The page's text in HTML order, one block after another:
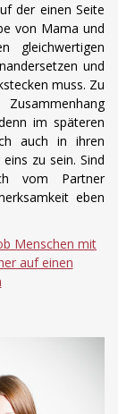
der einen Seite
von Mama und
gleichwertigen
und
muss. Zu
im späteren
auch in ihren
zu sein. Sind
vom Partner
eben
Menschen mit
auf einen